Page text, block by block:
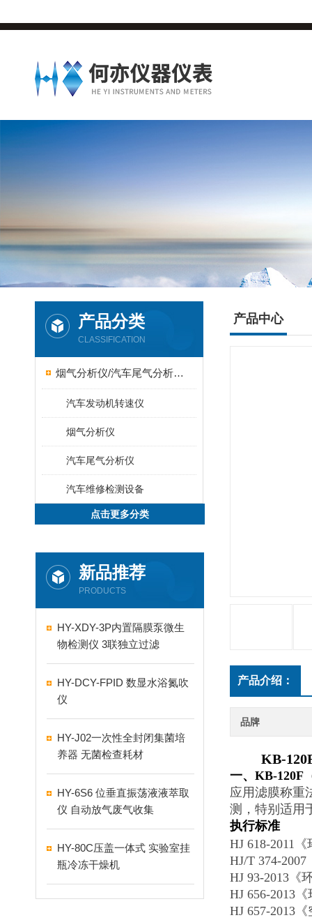
产品分类
CLASSIFICATION
烟气分析仪/汽车尾气分析仪/转速表/汽车维修检测设备
汽车发动机转速仪
烟气分析仪
汽车尾气分析仪
汽车维修检测设备
点击更多分类
新品推荐
PRODUCTS
HY-XDY-3P内置隔膜泵微生
物检测仪 3联独立过滤
HY-DCY-FPID 数显水浴氮吹
仪
HY-J02一次性全封闭集菌培
养器 无菌检查耗材
HY-6S6 位垂直振荡液液萃取
仪 自动放气废气收集
HY-80C压盖一体式 实验室挂
瓶冷冻干燥机
产品中心
产品介绍：
品牌
KB-120F
一、KB-120F
应用滤膜称重
测，特别适用
执行标准
HJ 618-2011
HJ/T 374-
HJ 93-2013《
HJ 656-2013
HJ 657-2013